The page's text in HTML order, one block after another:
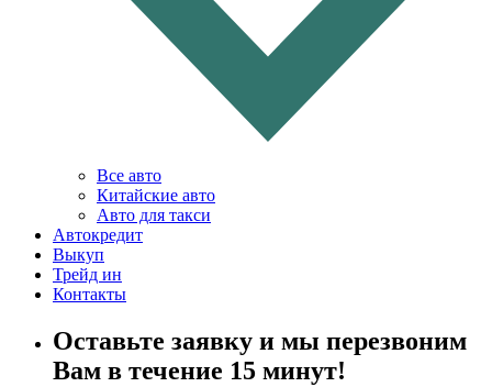
Все авто
Китайские авто
Авто для такси
Автокредит
Выкуп
Трейд ин
Контакты
Оставьте заявку и мы перезвоним
Вам в течение 15 минут!